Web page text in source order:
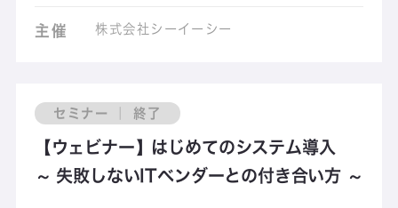
主催 株式会社シーイーシー
セミナー ｜ 終了
【ウェビナー】はじめてのシステム導入
～ 失敗しないITベンダーとの付き合い方 ～